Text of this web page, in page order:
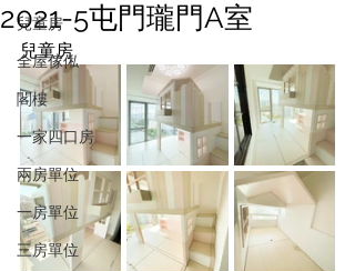
兒童房
全屋傢俬
閣樓
一家四口房
兩房單位
一房單位
三房單位
2021-5屯門瓏門A室
兒童房